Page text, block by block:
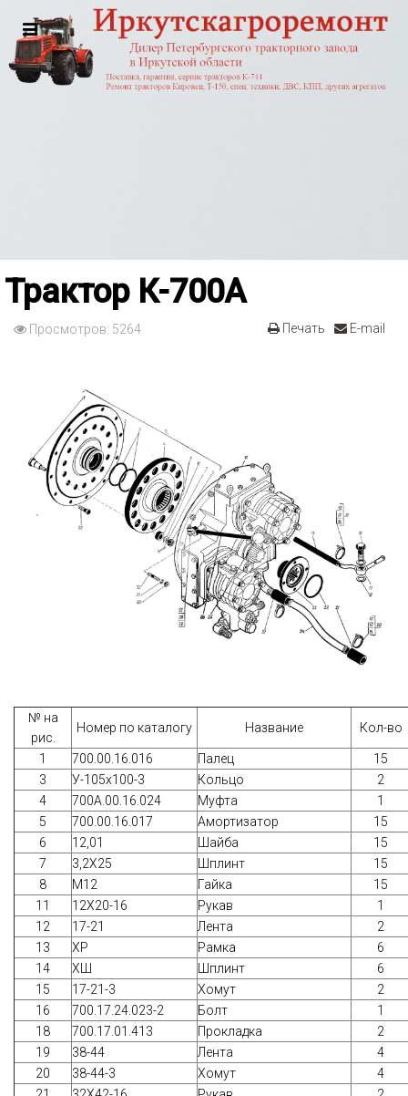
Трактор К-700А
Печать E-mail
Просмотров: 5264
№ на
рис.
Номер по каталогу Название Кол-во
1 700.00.16.016 Палец
15
3
У-105х100-3 Кольцо
2
4
700А.00.16.024 Муфта
1
5
700.00.16.017 Амортизатор
15
6
12,01 Шайба
15
7
3,2Х25 Шплинт
15
8
М12 Гайка
15
11
12Х20-16 Рукав
1
12
17-21 Лента
2
13
ХР Рамка
6
14
ХШ Шплинт
6
15
17-21-3 Хомут
2
16
700.17.24.023-2 Болт
1
18
700.17.01.413 Прокладка
2
19
38-44 Лента
4
20
38-44-3 Хомут
4